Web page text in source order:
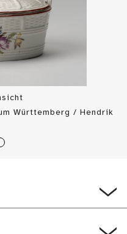
Württemberg / Hendrik